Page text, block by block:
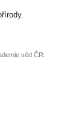
věd ČR.